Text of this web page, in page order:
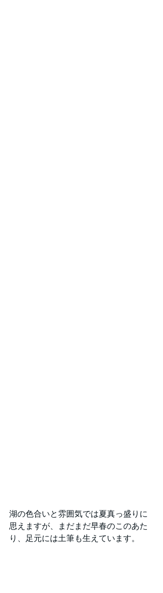
湖の色合いと雰囲気では夏真っ盛りに
思えますが、まだまだ早春のこのあた
り、足元には土筆も生えています。